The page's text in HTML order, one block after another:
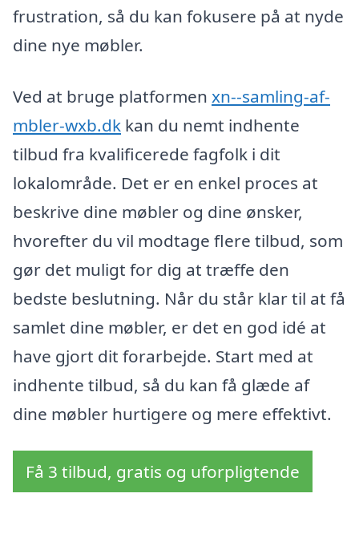
frustration, så du kan fokusere på at nyde
dine nye møbler.
Ved at bruge platformen xn--samling-af-
mbler-wxb.dk kan du nemt indhente
tilbud fra kvalificerede fagfolk i dit
lokalområde. Det er en enkel proces at
beskrive dine møbler og dine ønsker,
hvorefter du vil modtage flere tilbud, som
gør det muligt for dig at træffe den
bedste beslutning. Når du står klar til at få
samlet dine møbler, er det en god idé at
have gjort dit forarbejde. Start med at
indhente tilbud, så du kan få glæde af
dine møbler hurtigere og mere effektivt.
Få 3 tilbud, gratis og uforpligtende